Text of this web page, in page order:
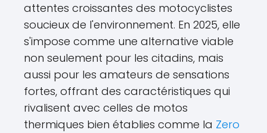
attentes croissantes des motocyclistes
soucieux de l'environnement. En 2025, elle
s'impose comme une alternative viable
non seulement pour les citadins, mais
aussi pour les amateurs de sensations
fortes, offrant des caractéristiques qui
rivalisent avec celles de motos
thermiques bien établies comme la Zero